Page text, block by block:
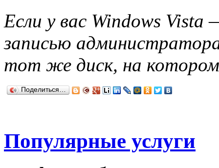
Если у вас Windows
записью
тот же диск, на котором
Поделиться…
Популярные услуги